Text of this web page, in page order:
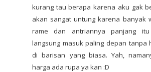
kurang tau berapa karena aku gak
akan sangat untung karena banyak
rame dan antriannya panjang
langsung masuk paling depan tanpa
di barisan yang biasa. Yah,
harga ada rupa ya kan :D